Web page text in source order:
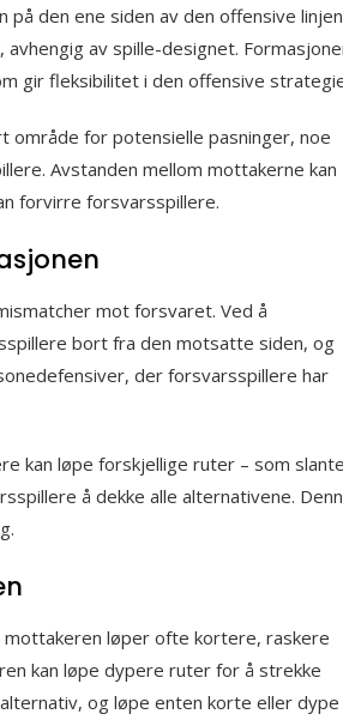
den ene siden av den offensive
avhengig av spille-designet.
gir fleksibilitet i den offensive
område for potensielle pasninger, noe
Avstanden mellom mottakerne kan
forvirre forsvarsspillere.
mot forsvaret. Ved å
bort fra den motsatte siden, og
der forsvarsspillere har
kan løpe forskjellige ruter – som
å dekke alle alternativene.
løper ofte kortere, raskere
kan løpe dypere ruter for å strekke
og løpe enten korte eller dype